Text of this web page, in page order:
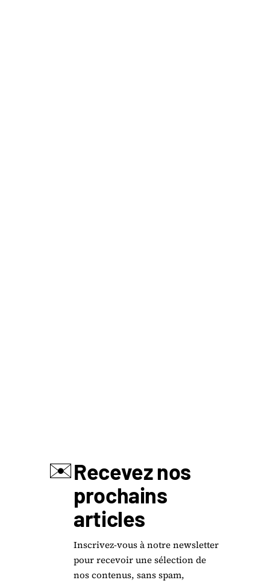
✉️Recevez nos
prochains
articles
Inscrivez-vous à notre newsletter
pour recevoir une sélection de
nos contenus, sans spam,